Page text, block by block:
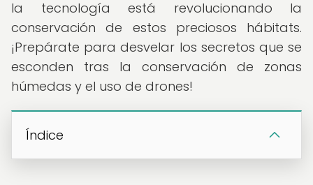
la tecnología está revolucionando la
conservación de estos preciosos hábitats.
¡Prepárate para desvelar los secretos que se
esconden tras la conservación de zonas
húmedas y el uso de drones!
Índice